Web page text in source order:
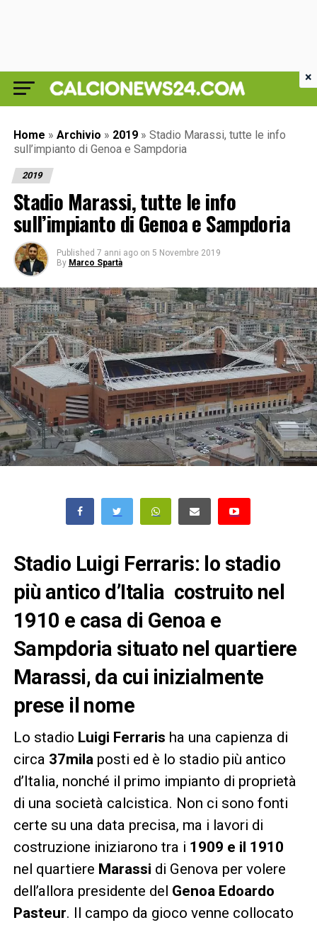
Home » Archivio » 2019 » Stadio Marassi, tutte le info
sull’impianto di Genoa e Sampdoria
2019
Stadio Marassi, tutte le info
sull’impianto di Genoa e Sampdoria
Published 7 anni ago on 5 Novembre 2019
By Marco Spartà
Stadio Luigi Ferraris: lo stadio
più antico d’Italia costruito nel
1910 e casa di Genoa e
Sampdoria situato nel quartiere
Marassi, da cui inizialmente
prese il nome
Lo stadio Luigi Ferraris ha una capienza di
circa 37milaposti ed è lo stadio più antico
d’Italia, nonché il primo impianto di proprietà
di una società calcistica. Non ci sono fonti
certe su una data precisa, ma i lavori di
costruzione iniziarono tra i 1909 e il 1910
nel quartiere Marassi di Genova per volere
dell’allora presidente del Genoa Edoardo
Pasteur. Il campo da gioco venne collocato
×